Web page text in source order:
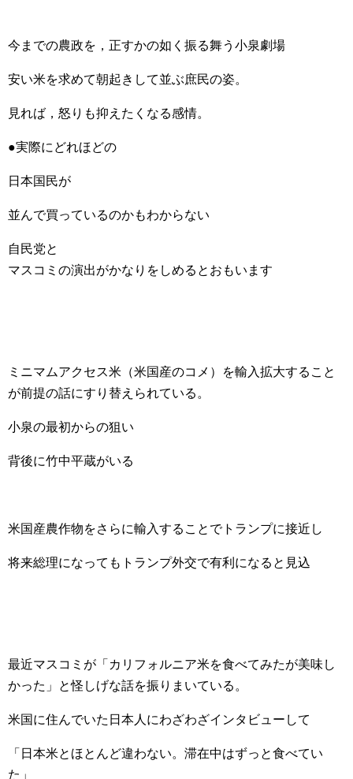
今までの農政を，正すかの如く振る舞う小泉劇場
安い米を求めて朝起きして並ぶ庶民の姿。
見れば，怒りも抑えたくなる感情。
●実際にどれほどの
日本国民が
並んで買っているのかもわからない
自民党と
マスコミの演出がかなりをしめるとおもいます
ミニマムアクセス米（米国産のコメ）を輸入拡大すること
が前提の話にすり替えられている。
小泉の最初からの狙い
背後に竹中平蔵がいる
米国産農作物をさらに輸入することでトランプに接近し
将来総理になってもトランプ外交で有利になると見込
最近マスコミが「カリフォルニア米を食べてみたが美味し
かった」と怪しげな話を振りまいている。
米国に住んでいた日本人にわざわざインタビューして
「日本米とほとんど違わない。滞在中はずっと食べてい
た」